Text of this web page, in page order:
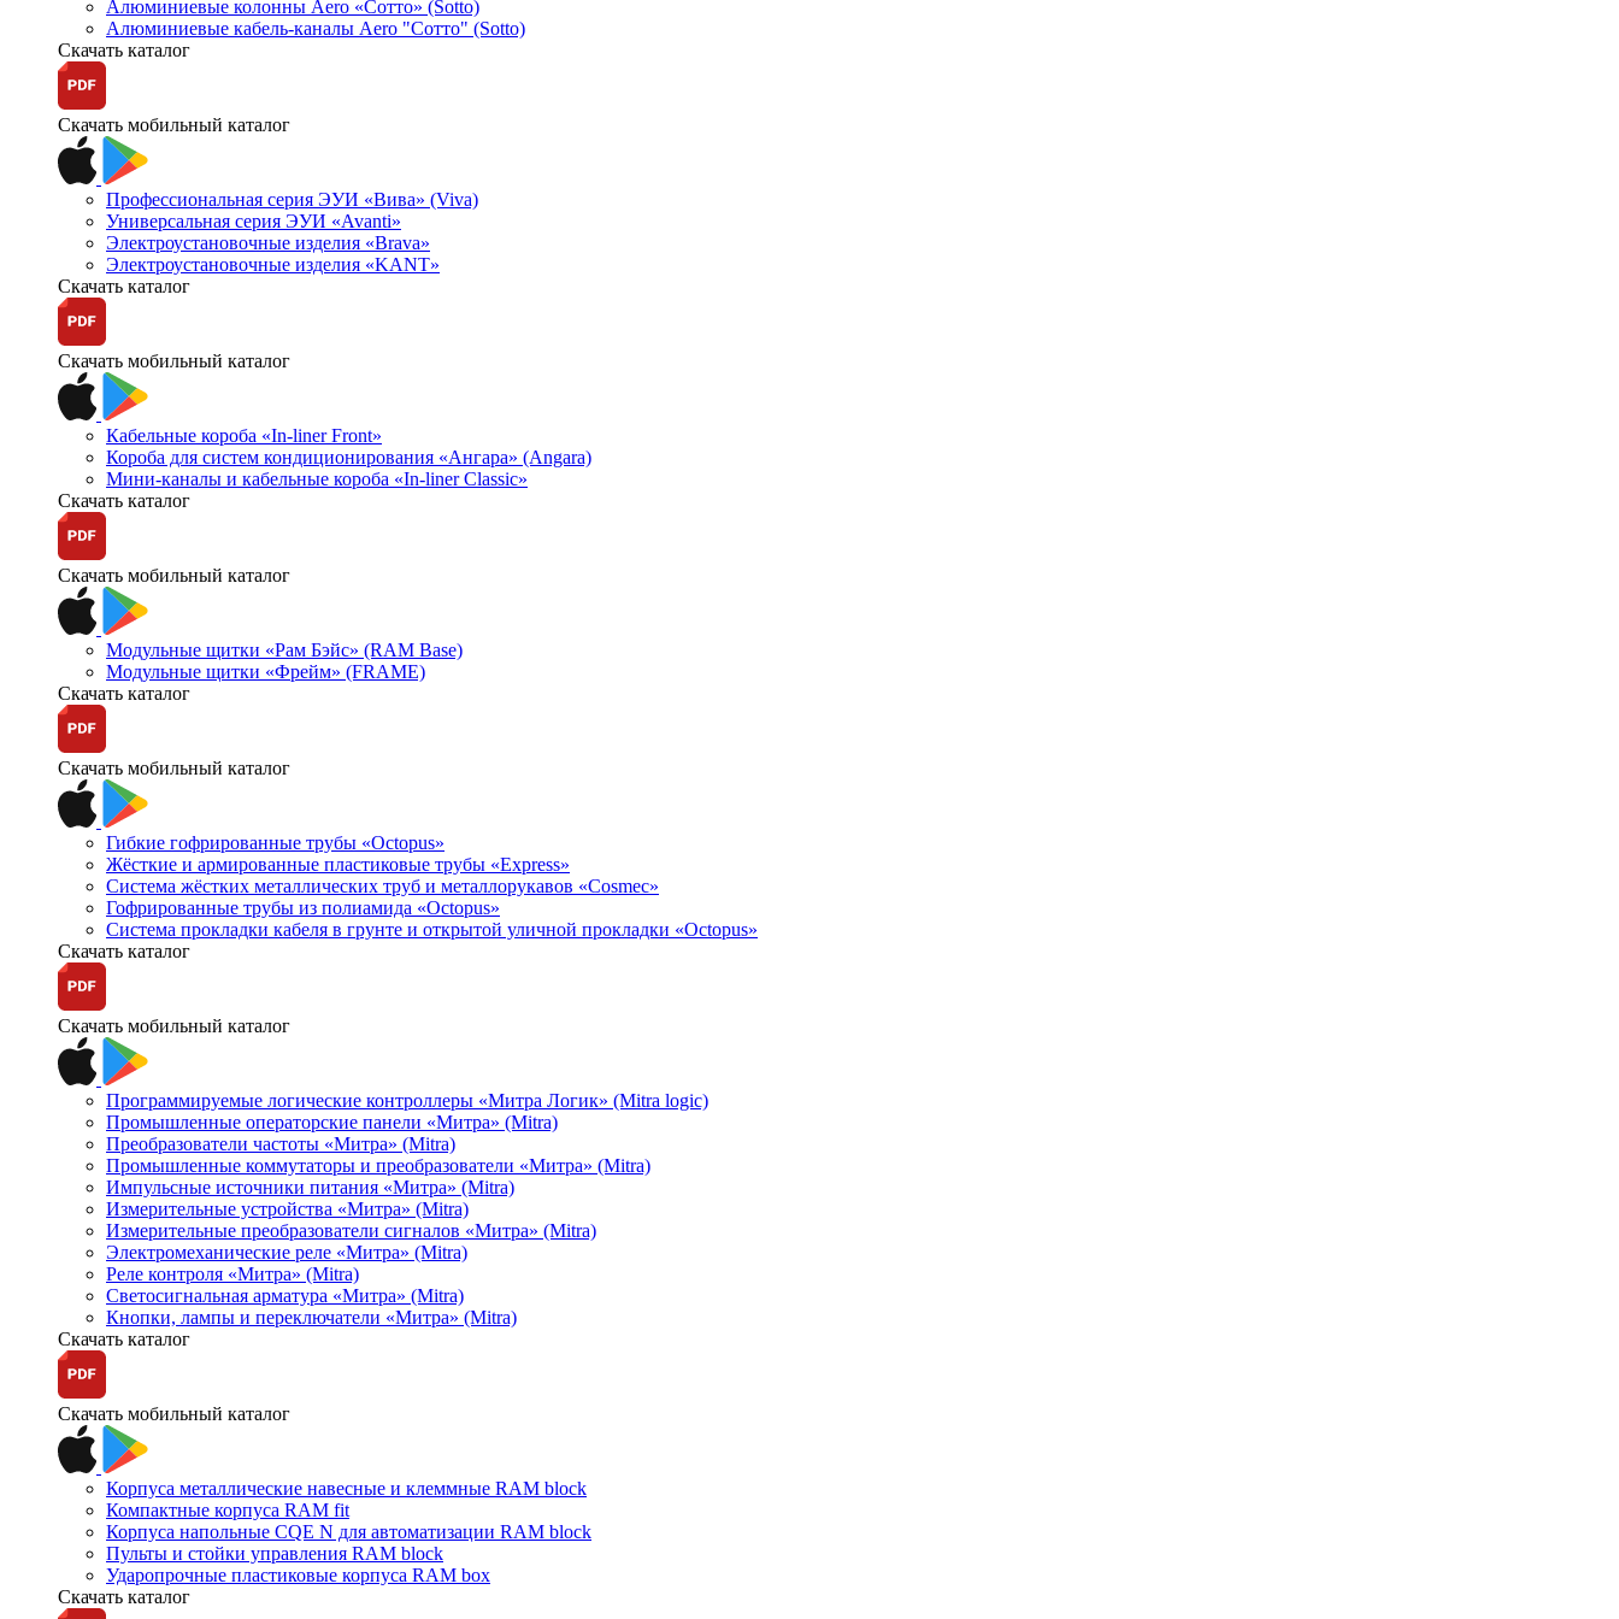
Алюминиевые колонны Aero «Сотто» (Sotto)
Алюминиевые кабель-каналы Aero "Сотто" (Sotto)
Скачать каталог
Скачать мобильный каталог
Профессиональная серия ЭУИ «Вива» (Viva)
Универсальная серия ЭУИ «Avanti»
Электроустановочные изделия «Brava»
Электроустановочные изделия «KANT»
Скачать каталог
Скачать мобильный каталог
Кабельные короба «In-liner Front»
Короба для систем кондиционирования «Ангара» (Angara)
Мини-каналы и кабельные короба «In-liner Classic»
Скачать каталог
Скачать мобильный каталог
Модульные щитки «Рам Бэйс» (RAM Base)
Модульные щитки «Фрейм» (FRAME)
Скачать каталог
Скачать мобильный каталог
Гибкие гофрированные трубы «Octopus»
Жёсткие и армированные пластиковые трубы «Express»
Система жёстких металлических труб и металлорукавов «Cosmec»
Гофрированные трубы из полиамида «Octopus»
Система прокладки кабеля в грунте и открытой уличной прокладки «Octopus»
Скачать каталог
Скачать мобильный каталог
Программируемые логические контроллеры «Митра Логик» (Mitra logic)
Промышленные операторские панели «Митра» (Mitra)
Преобразователи частоты «Митра» (Mitra)
Промышленные коммутаторы и преобразователи «Митра» (Mitra)
Импульсные источники питания «Митра» (Mitra)
Измерительные устройства «Митра» (Mitra)
Измерительные преобразователи сигналов «Митра» (Mitra)
Электромеханические реле «Митра» (Mitra)
Реле контроля «Митра» (Mitra)
Светосигнальная арматура «Митра» (Mitra)
Кнопки, лампы и переключатели «Митра» (Mitra)
Скачать каталог
Скачать мобильный каталог
Корпуса металлические навесные и клеммные RAM block
Компактные корпуса RAM fit
Корпуса напольные CQE N для автоматизации RAM block
Пульты и стойки управления RAM block
Ударопрочные пластиковые корпуса RAM box
Скачать каталог